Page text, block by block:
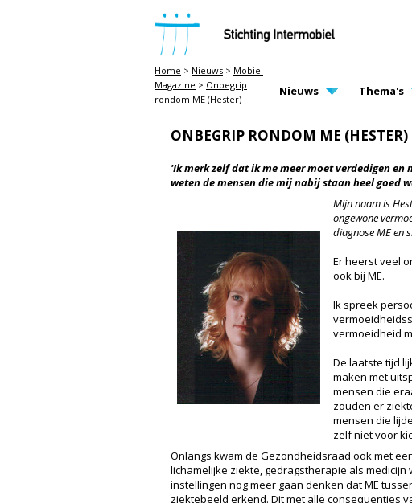
STICHTING INTERMOBIEL
MAIN PAGE
Nieuws Thema's
Home > Nieuws > Mobiel
Magazine > Onbegrip
rondom ME (Hester)
ONBEGRIP RONDOM ME (HESTER)
'Ik merk zelf dat ik me meer moet verdedigen
weten de mensen die mij nabij staan heel goed
Mijn naam is
ongewone
diagnose ME en
Er heerst veel
ook bij ME.
Ik spreek
vermoeidheid
De laatste tijd
maken met
mensen die
zouden er
mensen die
zelf niet voor
Onlangs kwam de Gezondheidsraad ook met
lichamelijke ziekte, gedragstherapie als
instellingen nog meer gaan denken dat ME
ziektebeeld erkend. Dit met alle consequenties